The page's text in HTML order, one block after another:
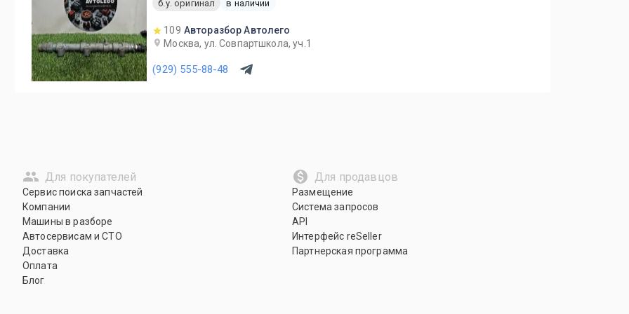
б.у. оригинал в наличии
109 Авторазбор Автолего
Москва, ул. Совпартшкола, уч.1
(929) 555-88-48
Для покупателей
Сервис поиска запчастей
Компании
Машины в разборе
Автосервисам и СТО
Доставка
Оплата
Блог
Для продавцов
Размещение
Система запросов
API
Интерфейс reSeller
Партнерская программа